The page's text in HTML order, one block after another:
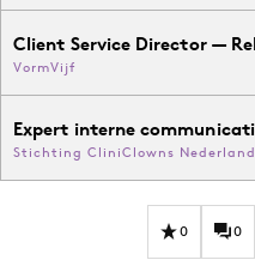
Client Service Director —
VormVijf
Expert interne
Stichting CliniClowns Nederland
0 0